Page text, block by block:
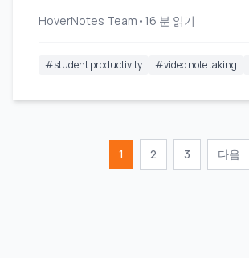
HoverNotes Team • 16 분 읽기
#student productivity #video note taking
1 2 3 다음